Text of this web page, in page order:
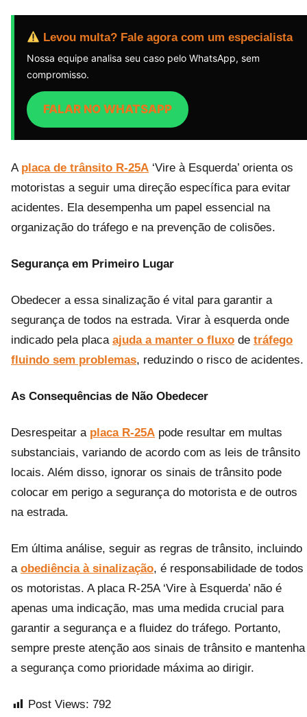
Levou multa? Fale agora com um especialista
Nossa equipe analisa seu caso pelo WhatsApp, sem
compromisso.
FALAR NO WHATSAPP
A placa de trânsito R-25A ‘Vire à Esquerda’ orienta os
motoristas a seguir uma direção específica para evitar
acidentes. Ela desempenha um papel essencial na
organização do tráfego e na prevenção de colisões.
Segurança em Primeiro Lugar
Obedecer a essa sinalização é vital para garantir a
segurança de todos na estrada. Virar à esquerda onde
indicado pela placa ajuda a manter o fluxo de tráfego
fluindo sem problemas, reduzindo o risco de acidentes.
As Consequências de Não Obedecer
Desrespeitar a placa R-25A pode resultar em multas
substanciais, variando de acordo com as leis de trânsito
locais. Além disso, ignorar os sinais de trânsito pode
colocar em perigo a segurança do motorista e de outros
na estrada.
Em última análise, seguir as regras de trânsito, incluindo
a obediência à sinalização, é responsabilidade de todos
os motoristas. A placa R-25A ‘Vire à Esquerda’ não é
apenas uma indicação, mas uma medida crucial para
garantir a segurança e a fluidez do tráfego. Portanto,
sempre preste atenção aos sinais de trânsito e mantenha
a segurança como prioridade máxima ao dirigir.
Post Views: 792